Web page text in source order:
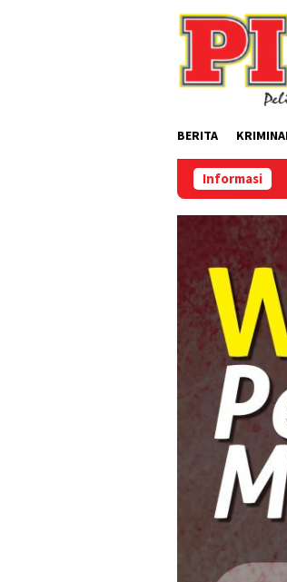
BERITA
Informasi